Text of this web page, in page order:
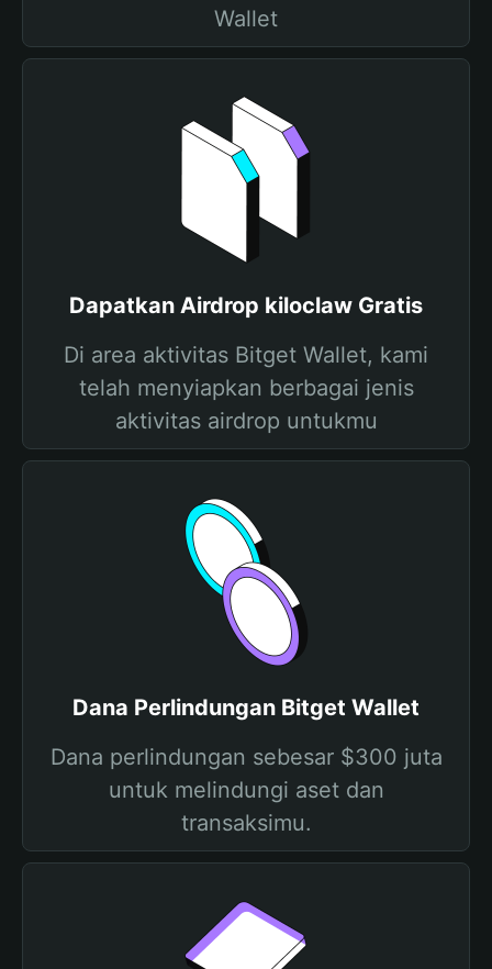
Wallet
Dapatkan Airdrop kiloclaw Gratis
Di area aktivitas Bitget Wallet, kami
telah menyiapkan berbagai jenis
aktivitas airdrop untukmu
Dana Perlindungan Bitget Wallet
Dana perlindungan sebesar $300 juta
untuk melindungi aset dan
transaksimu.